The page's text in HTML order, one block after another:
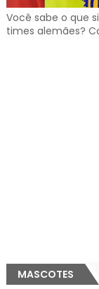
Você sabe o que
times alemães?
MASCOTES